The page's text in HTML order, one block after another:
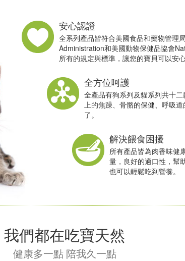
安心認證
全系列產品皆符合美國食品和藥物管理
Administration和美國動物保健品協會
所有的規定與標準，讓您的寶貝可以安心
全方位呵護
全產品有狗系列及貓系列共十
上的焦躁、骨骼的保健、呼吸
了。
解決餵食困擾
所有產品皆為肉香味健
量，良好的適口性，幫
也可以輕鬆吃到營養。
我們都在吃寶天然
健康多一點 陪我久一點